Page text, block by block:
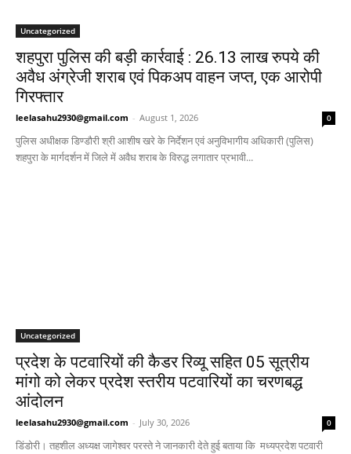
Uncategorized
शहपुरा पुलिस की बड़ी कार्रवाई : 26.13 लाख रुपये की
अवैध अंग्रेजी शराब एवं पिकअप वाहन जप्त, एक आरोपी
गिरफ्तार
leelasahu2930@gmail.com - August 1, 2026 0
पुलिस अधीक्षक डिण्डौरी श्री आशीष खरे के निर्देशन एवं अनुविभागीय अधिकारी (पुलिस)
शहपुरा के मार्गदर्शन में जिले में अवैध शराब के विरुद्ध लगातार प्रभावी...
Uncategorized
प्रदेश के पटवारियों की कैडर रिव्यू सहित 05 सूत्रीय
मांगो को लेकर प्रदेश स्तरीय पटवारियों का चरणबद्ध
आंदोलन
leelasahu2930@gmail.com - July 30, 2026 0
डिंडोरी। तहशील अध्यक्ष जागेश्वर परस्ते ने जानकारी देते हुई बताया कि मध्यप्रदेश पटवारी